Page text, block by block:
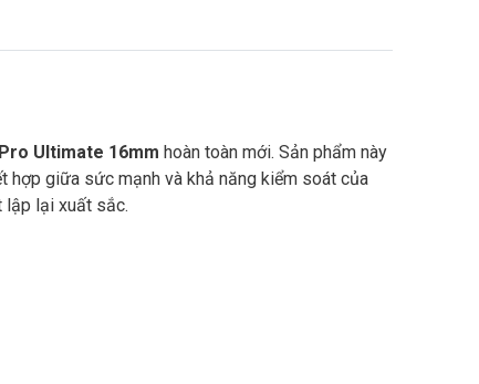
Pro Ultimate 16mm hoàn toàn mới. Sản phẩm này
hợp giữa sức mạnh và khả năng kiểm soát của
lập lại xuất sắc.